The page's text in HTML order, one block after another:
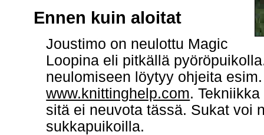
Ennen kuin aloitat
Joustimo on neulottu Magic
Loopina eli pitkällä
neulomiseen löytyy ohjeita
www.knittinghelp.com.
sitä ei neuvota tässä. Sukat voi
sukkapuikoilla.